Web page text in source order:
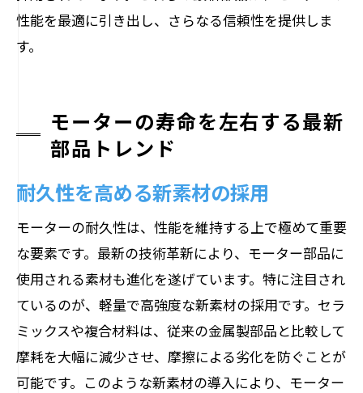
性能を最適に引き出し、さらなる信頼性を提供しま
す。
モーターの寿命を左右する最新
部品トレンド
耐久性を高める新素材の採用
モーターの耐久性は、性能を維持する上で極めて重要
な要素です。最新の技術革新により、モーター部品に
使用される素材も進化を遂げています。特に注目され
ているのが、軽量で高強度な新素材の採用です。セラ
ミックスや複合材料は、従来の金属製部品と比較して
摩耗を大幅に減少させ、摩擦による劣化を防ぐことが
可能です。このような新素材の導入により、モーター